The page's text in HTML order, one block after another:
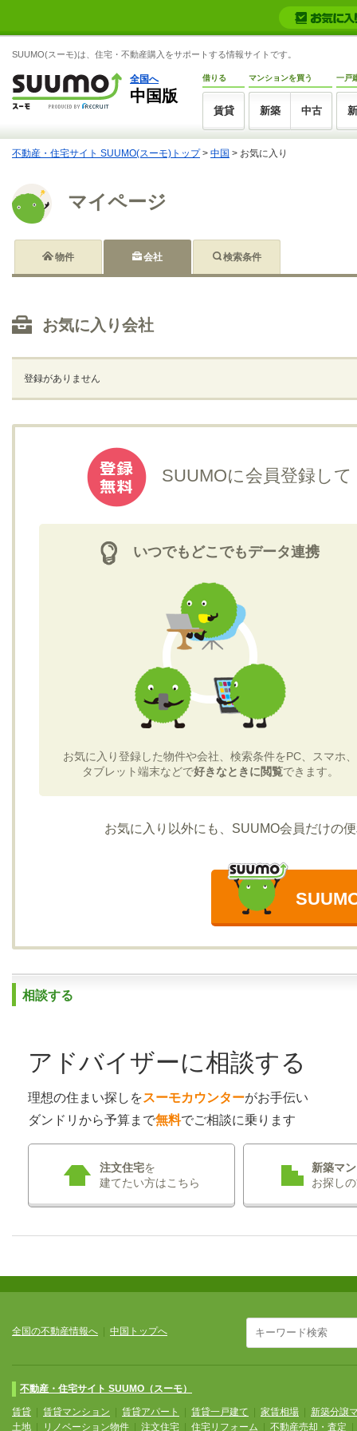
SUUMO(スーモ)は、住宅・不動産購入をサポートする情報サイトです。
全国へ
中国版
借りる
賃貸
マンションを買う
新築 中古
一戸
不動産・住宅サイト SUUMO(スーモ)トップ> 中国 > お気に入り
マイページ
物件 会社 検索条件
お気に入り会社
登録がありません
SUUMOに会員登録して
いつでもどこでもデータ連携
お気に入り登録した物件や会社、検索条件をPC、スマホ、
タブレット端末などで好きなときに閲覧できます。
お気に入り以外にも、SUUMO会員だけの
相談する
アドバイザーに相談する
理想の住まい探しをスーモカウンターがお手伝い
ダンドリから予算まで無料でご相談に乗ります
注文住宅を
建てたい方はこちら
新築マ
お探し
全国の不動産情報へ 中国トップへ
不動産・住宅サイト SUUMO（スーモ）
賃貸 賃貸マンション 賃貸アパート 賃貸一戸建て 家賃相場
新築分譲
土地
リノベーション物件 注文住宅 住宅リフォーム 不動産売却・査定